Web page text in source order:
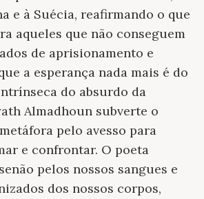
e à Suécia, reafirmando o que
aqueles que não conseguem
de aprisionamento e
a esperança nada mais é do
do absurdo da
Almadhoun subverte o
pelo avesso para
e confrontar. O poeta
pelos nossos sangues e
dos nossos corpos,